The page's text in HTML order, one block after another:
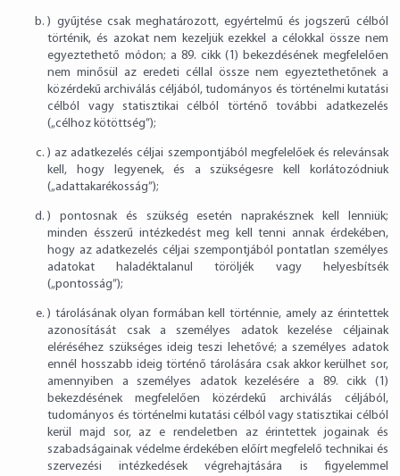
) gyűjtése csak meghatározott, egyértelmű és jogszerű célból
történik, és azokat nem kezeljük ezekkel a célokkal össze nem
egyeztethető módon; a 89. cikk (1) bekezdésének megfelelően
nem minősül az eredeti céllal össze nem egyeztethetőnek a
közérdekű archiválás céljából, tudományos és történelmi kutatási
célból vagy statisztikai célból történő további adatkezelés
(„célhoz kötöttség”);
) az adatkezelés céljai szempontjából megfelelőek és relevánsak
kell, hogy legyenek, és a szükségesre kell korlátozódniuk
(„adattakarékosság”);
) pontosnak és szükség esetén naprakésznek kell lenniük;
minden ésszerű intézkedést meg kell tenni annak érdekében,
hogy az adatkezelés céljai szempontjából pontatlan személyes
adatokat haladéktalanul töröljék vagy helyesbítsék
(„pontosság”);
) tárolásának olyan formában kell történnie, amely az érintettek
azonosítását csak a személyes adatok kezelése céljainak
eléréséhez szükséges ideig teszi lehetővé; a személyes adatok
ennél hosszabb ideig történő tárolására csak akkor kerülhet sor,
amennyiben a személyes adatok kezelésére a 89. cikk (1)
bekezdésének megfelelően közérdekű archiválás céljából,
tudományos és történelmi kutatási célból vagy statisztikai célból
kerül majd sor, az e rendeletben az érintettek jogainak és
szabadságainak védelme érdekében előírt megfelelő technikai és
szervezési intézkedések végrehajtására is figyelemmel